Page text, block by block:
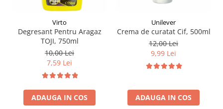
Virto
Degresant Pentru Aragaz
TOJI, 750ml
10,00 Lei
7,59 Lei
ADAUGA IN COS
Unilever
Crema de curatat Cif, 500ml
12,00 Lei
9,99 Lei
ADAUGA IN COS